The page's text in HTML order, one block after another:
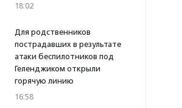
18:02
Для родственников
пострадавших в результате
атаки беспилотников под
Геленджиком открыли
горячую линию
16:58